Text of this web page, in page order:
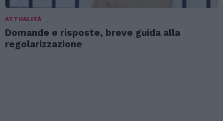
ATTUALITÀ
Domande e risposte, breve guida alla
regolarizzazione